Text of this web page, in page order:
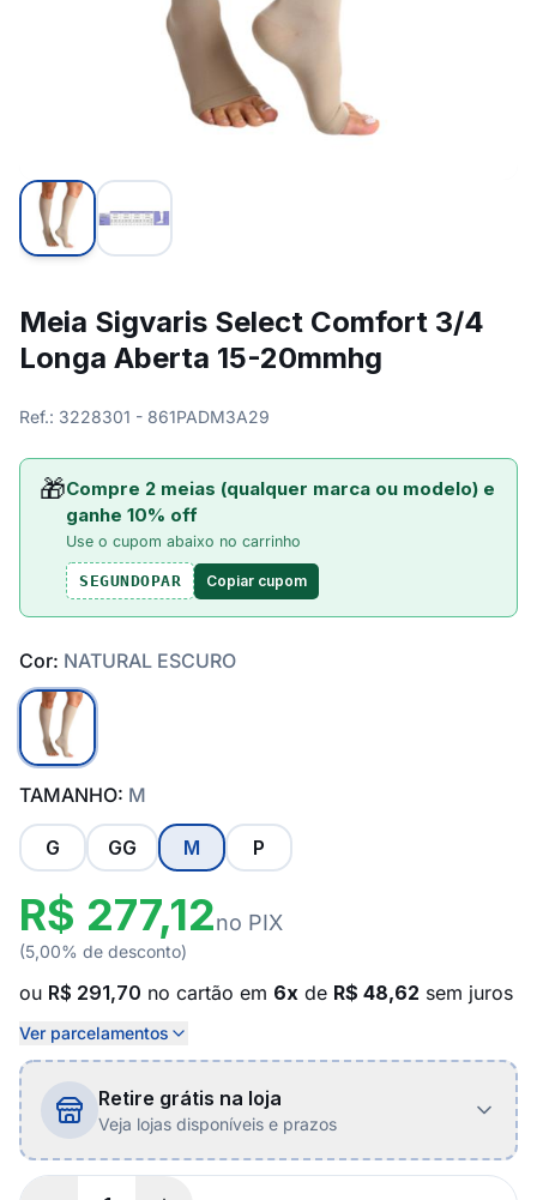
Meia Sigvaris Select Comfort 3/4
Longa Aberta 15-20mmhg
Ref.: 3228301 - 861PADM3A29
🎁Compre 2 meias (qualquer marca ou modelo) e
ganhe 10% off
Use o cupom abaixo no carrinho
SEGUNDOPAR Copiar cupom
Cor: NATURAL ESCURO
TAMANHO: M
G GG M P
R$ 277,12no PIX
(5,00% de desconto)
ou R$ 291,70 no cartão em 6x de R$ 48,62 sem juros
Ver parcelamentos
Retire grátis na loja
Veja lojas disponíveis e prazos